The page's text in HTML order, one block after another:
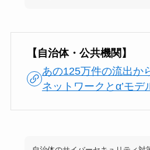
【自治体・公共機関】
あの125万件の流出か
ネットワークとα’モデ